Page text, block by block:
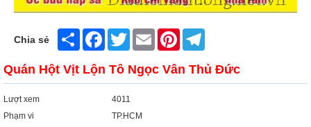
Chia sẻ Share FacebookTwitter Email Pinterest
Quán Hột Vịt Lộn Tô Ngọc Vân Thủ Đức
Lượt xem
4011
Phạm vi
TP.HCM